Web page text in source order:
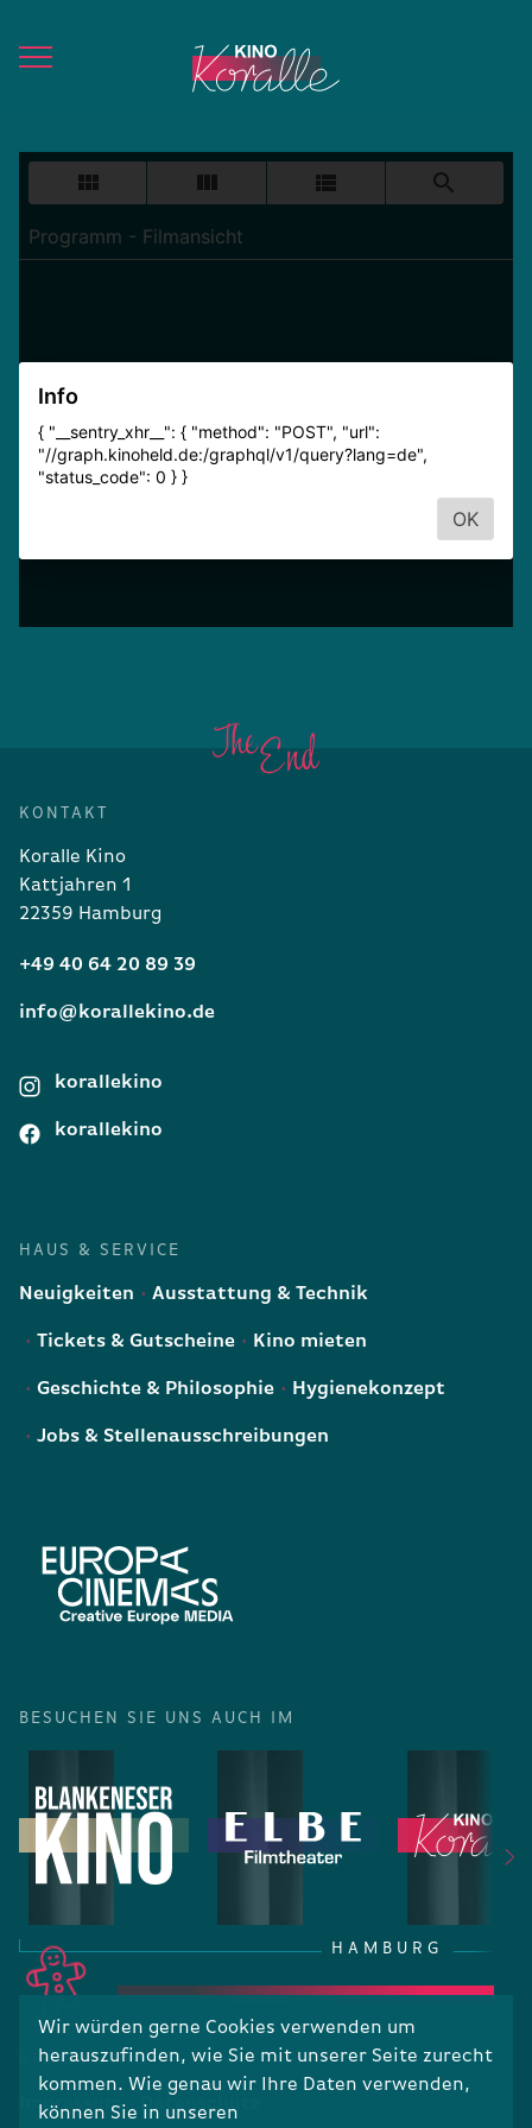
Wir würden gerne Cookies verwenden um
herauszufinden, wie Sie mit unserer Seite zurecht
kommen. Wie genau wir Ihre Daten verwenden,
können Sie in unseren
KONTAKT
Koralle Kino
Kattjahren 1
22359 Hamburg
+49 40 64 20 89 39
info@korallekino.de
korallekino
korallekino
HAUS & SERVICE
Neuigkeiten Ausstattung & Technik
Tickets & Gutscheine Kino mieten
Geschichte & Philosophie Hygienekonzept
Jobs & Stellenausschreibungen
BESUCHEN SIE UNS AUCH IM
HAMBURG
RECHTLICHES
Impressum Datenschutz